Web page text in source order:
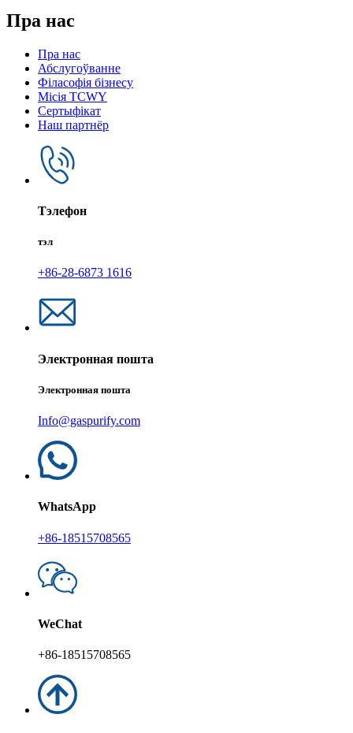
Пра нас
Пра нас
Абслугоўванне
Філасофія бізнесу
Місія TCWY
Сертыфікат
Наш партнёр
Тэлефон
тэл
+86-28-6873 1616
Электронная пошта
Электронная пошта
Info@gaspurify.com
WhatsApp
+86-18515708565
WeChat
+86-18515708565